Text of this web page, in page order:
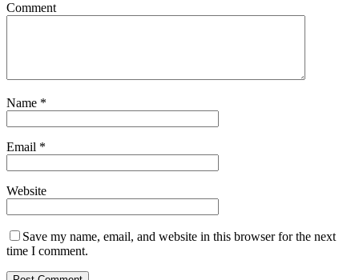
Comment
Name *
Email *
Website
Save my name, email, and website in this browser for the next
time I comment.